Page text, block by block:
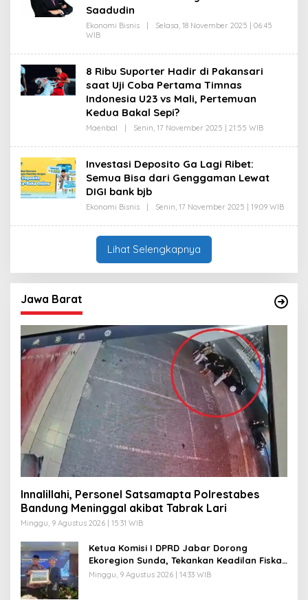
I
Saadudin
Ekonomi Bisnis |
Selasa, 18 November 2025 | 06:45
WIB
E
D
A
E
P
O
I
A
T
8 Ribu Suporter Hadir di Pakansari
saat Uji Coba Pertama Timnas
Indonesia U23 vs Mali, Pertemuan
Kedua Bakal Sepi?
Maenbal | Senin, 17 November 2025 | 21:55 WIB
E
A
I
Investasi Deposito Ga Lagi Ribet:
Semua Bisa dari Genggaman Lewat
DIGI bank bjb
Ekonomi Bisnis | Senin, 17 November 2025 | 19:09 WIB
E
E
P
O
Lihat Selengkapnya
Jawa Barat
Innalillahi, Personel Satsamapta Polrestabes
Bandung Meninggal akibat Tabrak Lari
Minggu, 9 Agustus 2026 | 15:31 WIB
Ketua Komisi I DPRD Jabar Dorong
Ekoregion Sunda, Tekankan Keadilan Fiskal
dan Kelestarian Alam
Minggu, 9 Agustus 2026 | 14:33 WIB